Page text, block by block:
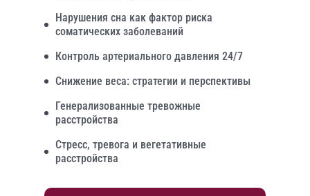
Нарушения сна как фактор риска
соматических заболеваний
Контроль артериального давления 24/7
Снижение веса: стратегии и перспективы
Генерализованные тревожные
расстройства
Стресс, тревога и вегетативные
расстройства